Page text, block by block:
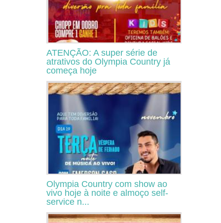
ATENÇÃO: A super série de
atrativos do Olympia Country já
começa hoje
Olympia Country com show ao
vivo hoje à noite e almoço self-
service n...